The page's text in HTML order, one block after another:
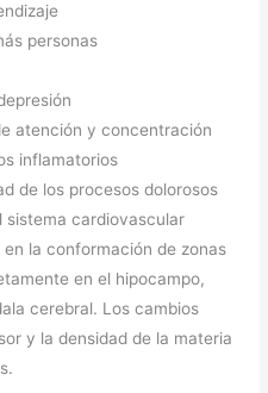
personas
atención y concentración
inflamatorios
de los procesos dolorosos
sistema cardiovascular
la conformación de zonas
en el hipocampo,
cerebral. Los cambios
y la densidad de la materia